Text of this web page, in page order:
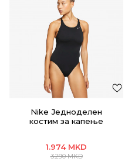
Nike Једноделен
костим за капење
1.974 MKD
3.290MKD